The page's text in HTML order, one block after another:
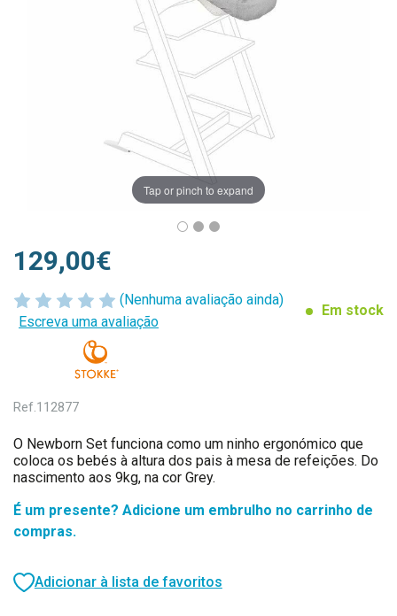
Tap or pinch to expand
(Nenhuma avaliação ainda)
Escreva uma avaliação
Em stock
129,00€
Ref.112877
O Newborn Set funciona como um ninho ergonómico que
coloca os bebés à altura dos pais à mesa de refeições. Do
nascimento aos 9kg, na cor Grey.
É um presente? Adicione um embrulho no carrinho de
compras.
Adicionar à lista de favoritos